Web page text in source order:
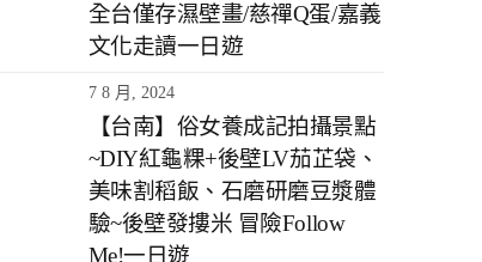
全台僅存濕壁畫/慈禪Q蛋/嘉義
文化走讀一日遊
7 8 月, 2024
【台南】俗女養成記拍攝景點
~DIY紅龜粿+後壁LV茄芷袋、
美味割稻飯、石磨研磨豆漿體
驗~後壁發摟米 冒險Follow
Me!一日遊